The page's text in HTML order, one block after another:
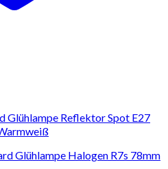
Glühlampe Reflektor Spot E27